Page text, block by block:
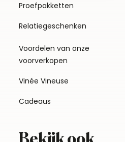
Proefpakketten
Relatiegeschenken
Voordelen van onze
voorverkopen
Vinée Vineuse
Cadeaus